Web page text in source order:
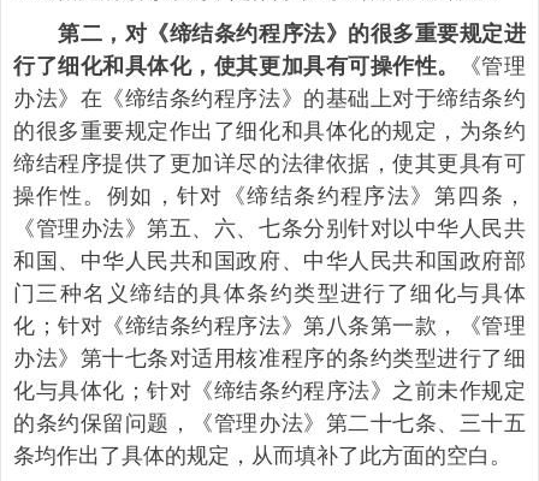
第二，对《缔结条约程序法》的很多重要规定进
行了细化和具体化，使其更加具有可操作性。
《管理
办法》在《缔结条约程序法》的基础上对于缔结条约
的很多重要规定作出了细化和具体化的规定，为条约
缔结程序提供了更加详尽的法律依据，使其更具有可
操作性。例如，针对《缔结条约程序法》第四条，
《管理办法》第五、六、七条分别针对以中华人民共
和国、中华人民共和国政府、中华人民共和国政府部
门三种名义缔结的具体条约类型进行了细化与具体
化；针对《缔结条约程序法》第八条第一款，《管理
办法》第十七条对适用核准程序的条约类型进行了细
化与具体化；针对《缔结条约程序法》之前未作规定
的条约保留问题，《管理办法》第二十七条、三十五
条均作出了具体的规定，从而填补了此方面的空白。